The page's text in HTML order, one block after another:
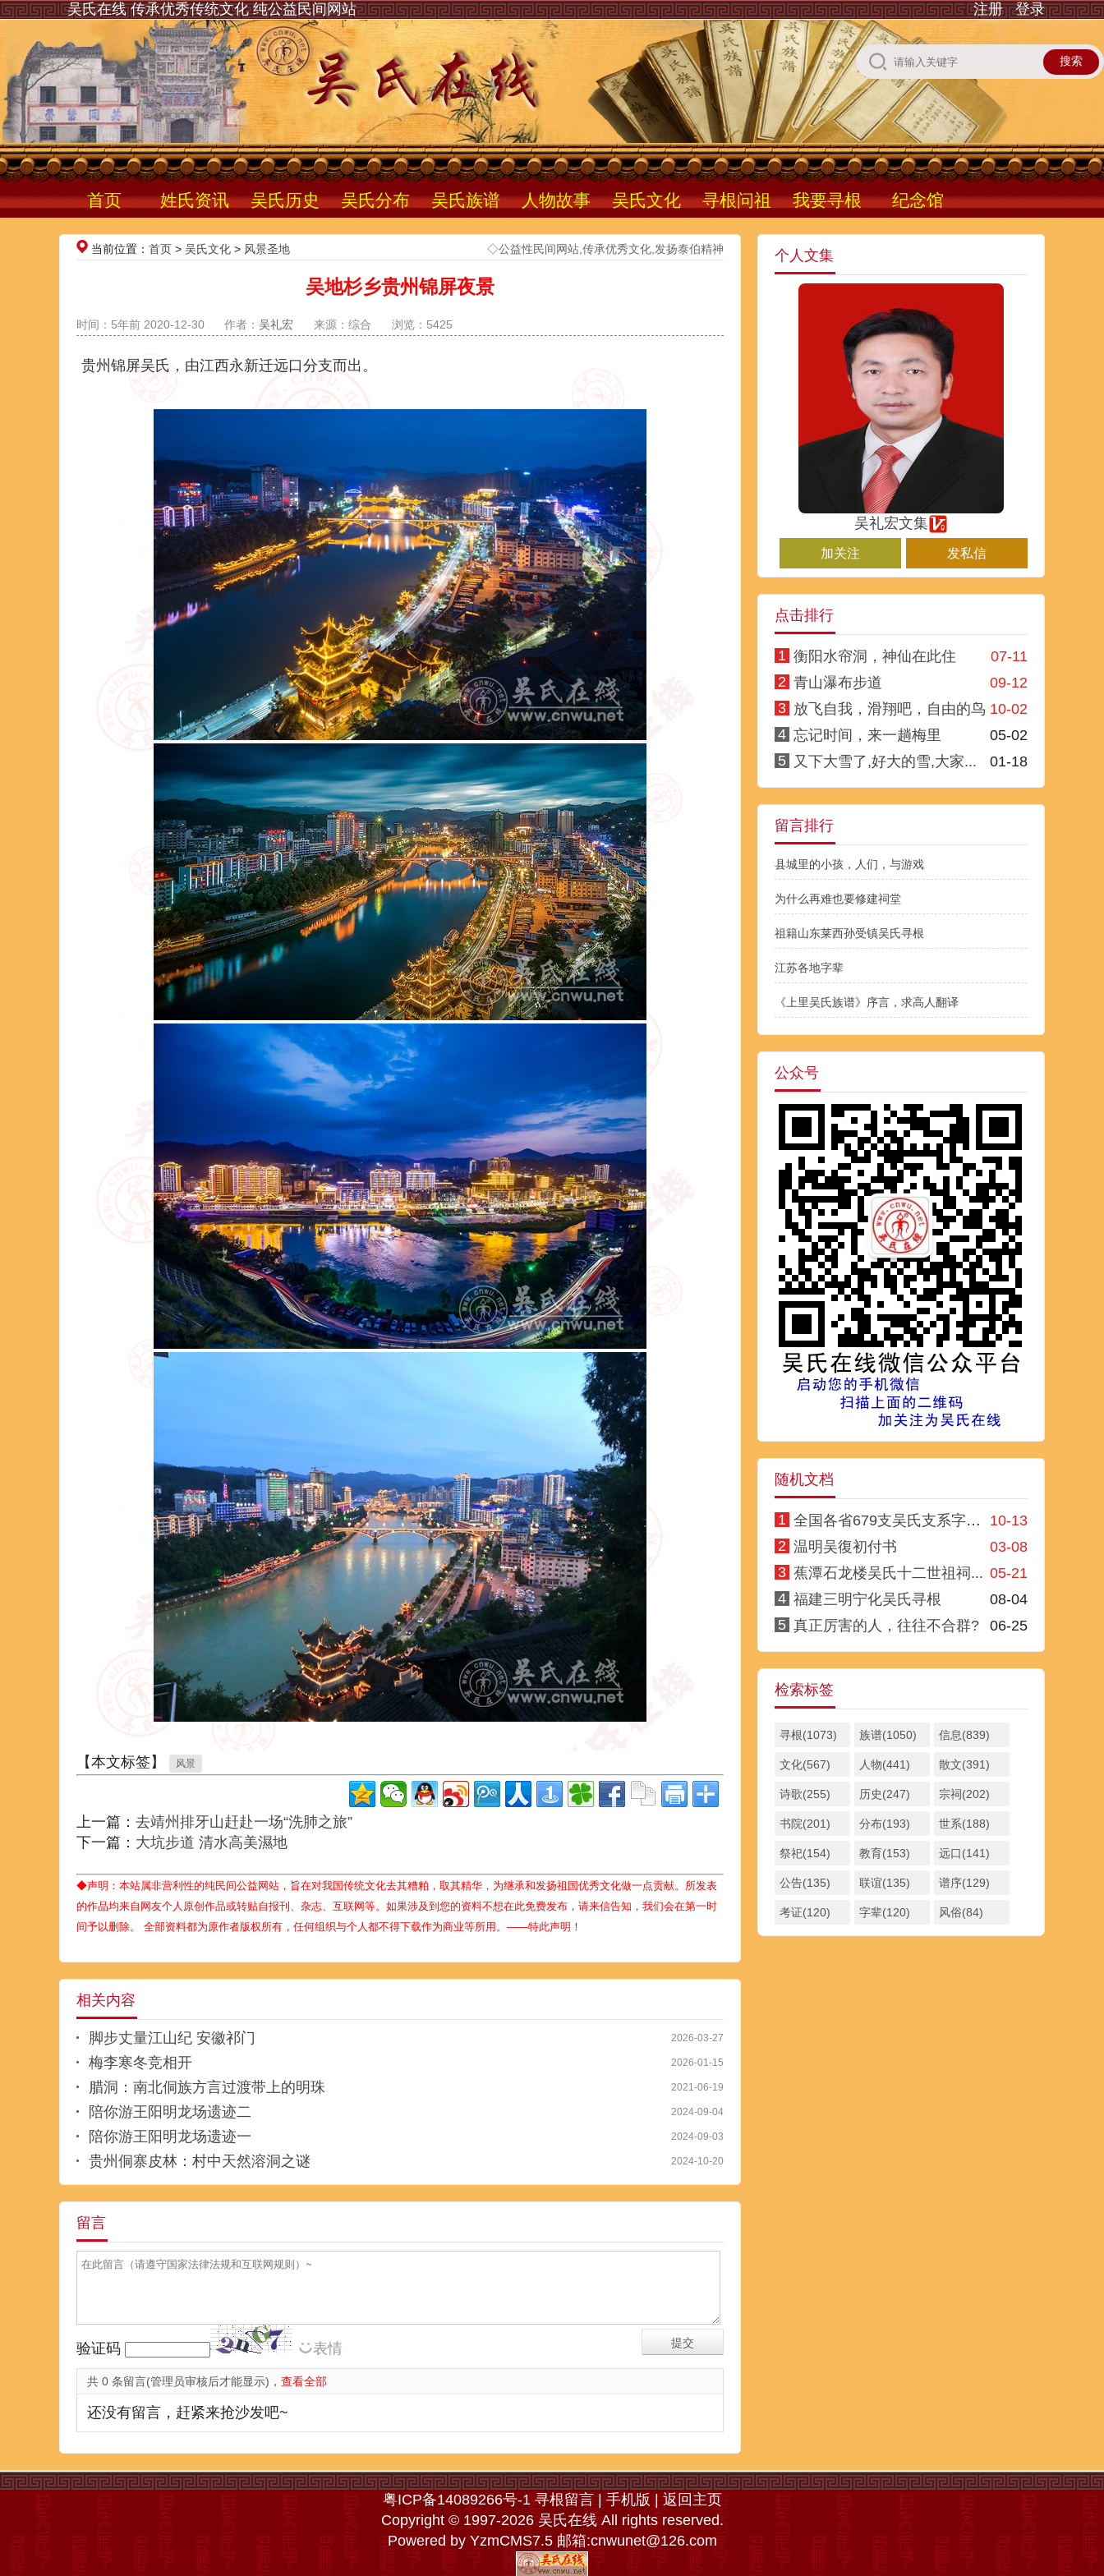
注册 登录
吴氏在线 传承优秀传统文化 纯公益民间网站
首页 姓氏资讯 吴氏历史 吴氏分布 吴氏族谱 人物故事 吴氏文化 寻根问祖 我要寻根 纪念馆
当前位置： 首页 > 吴氏文化 > 风景圣地 ◇公益性民间网站,传承优秀文化,发扬泰伯精神
吴地杉乡贵州锦屏夜景
时间：5年前 2020-12-30 作者： 吴礼宏 来源：综合 浏览：5425
贵州锦屏吴氏，由江西永新迁远口分支而出。
【本文标签】 风景
上一篇： 去靖州排牙山赶赴一场“洗肺之旅”
下一篇： 大坑步道 清水高美濕地
◆声明：本站属非营利性的纯民间公益网站，旨在对我国传统文化去其糟粕，取其精华，为继承和发扬祖国优秀文化做一点贡献。所发表
的作品均来自网友个人原创作品或转贴自报刊、杂志、互联网等。如果涉及到您的资料不想在此免费发布，请来信告知，我们会在第一时
间予以删除。 全部资料都为原作者版权所有，任何组织与个人都不得下载作为商业等所用。——特此声明！
相关内容
2026-03-27
脚步丈量江山纪 安徽祁门
2026-01-15
梅李寒冬竞相开
2021-06-19
腊洞：南北侗族方言过渡带上的明珠
2024-09-04
陪你游王阳明龙场遗迹二
2024-09-03
陪你游王阳明龙场遗迹一
2024-10-20
贵州侗寨皮林：村中天然溶洞之谜
留言
验证码 表情
共 0 条留言(管理员审核后才能显示)， 查看全部
还没有留言，赶紧来抢沙发吧~
个人文集
吴礼宏文集
加关注 发私信
点击排行
1 07-11
衡阳水帘洞，神仙在此住
2
09-12
青山瀑布步道
3
10-02
放飞自我，滑翔吧，自由的鸟
4
05-02
忘记时间，来一趟梅里
5
01-18
又下大雪了,好大的雪,大家...
留言排行
县城里的小孩，人们，与游戏
为什么再难也要修建祠堂
祖籍山东莱西孙受镇吴氏寻根
江苏各地字辈
《上里吴氏族谱》序言，求高人翻译
公众号
随机文档
1 10-13
全国各省679支吴氏支系字派一
2
03-08
温明吴復初付书
3
05-21
蕉潭石龙楼吴氏十二世祖祠...
4
08-04
福建三明宁化吴氏寻根
5
06-25
真正厉害的人，往往不合群?
检索标签
寻根(1073) 族谱(1050) 信息(839)
文化(567) 人物(441) 散文(391)
诗歌(255) 历史(247) 宗祠(202)
书院(201) 分布(193) 世系(188)
祭祀(154) 教育(153) 远口(141)
公告(135) 联谊(135) 谱序(129)
考证(120) 字辈(120) 风俗(84)
粤ICP备14089266号-1寻根留言| 手机版
返回主页
Copyright © 1997-2026 吴氏在线 All rights reserved.
Powered byYzmCMS7.5邮箱:cnwunet@126.com